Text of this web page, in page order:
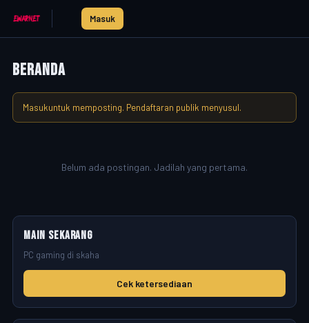
Masuk
Beranda
Masukuntuk memposting. Pendaftaran publik menyusul.
Belum ada postingan. Jadilah yang pertama.
Main sekarang
PC gaming di skaha
Cek ketersediaan